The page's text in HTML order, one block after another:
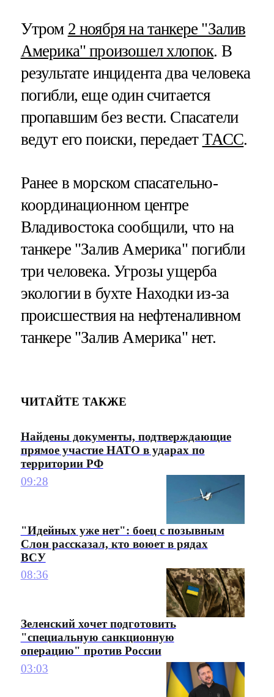
Утром 2 ноября на танкере "Залив
Америка" произошел хлопок. В
результате инцидента два человека
погибли, еще один считается
пропавшим без вести. Спасатели
ведут его поиски, передает ТАСС.
Ранее в морском спасательно-
координационном центре
Владивостока сообщили, что на
танкере "Залив Америка" погибли
три человека. Угрозы ущерба
экологии в бухте Находки из-за
происшествия на нефтеналивном
танкере "Залив Америка" нет.
ЧИТАЙТЕ ТАКЖЕ
Найдены документы, подтверждающие
прямое участие НАТО в ударах по
территории РФ
09:28
"Идейных уже нет": боец с позывным
Слон рассказал, кто воюет в рядах
ВСУ
08:36
Зеленский хочет подготовить
"специальную санкционную
операцию" против России
03:03